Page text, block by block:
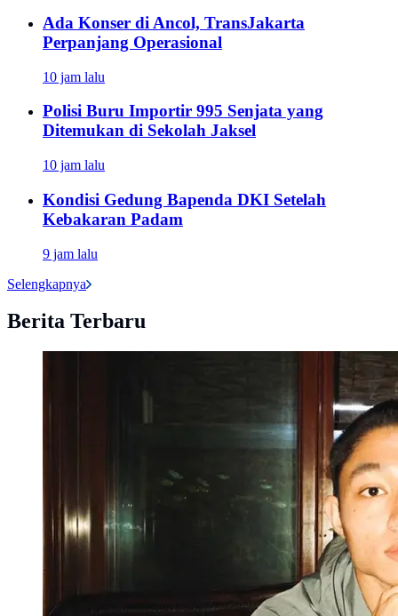
Ada Konser di Ancol, TransJakarta
Perpanjang Operasional
10 jam lalu
Polisi Buru Importir 995 Senjata yang
Ditemukan di Sekolah Jaksel
10 jam lalu
Kondisi Gedung Bapenda DKI Setelah
Kebakaran Padam
9 jam lalu
Selengkapnya
Berita Terbaru